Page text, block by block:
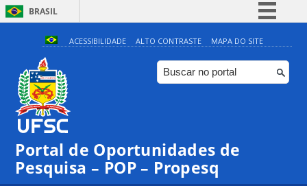
BRASIL
Simplifique!
Comunica BR
Participe
Canais
ACESSIBILIDADE ALTO CONTRASTE MAPA DO SITE
Portal de Oportunidades de
Pesquisa – POP – Propesq